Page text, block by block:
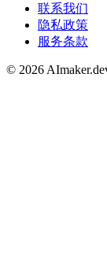
联系我们
隐私政策
服务条款
© 2026